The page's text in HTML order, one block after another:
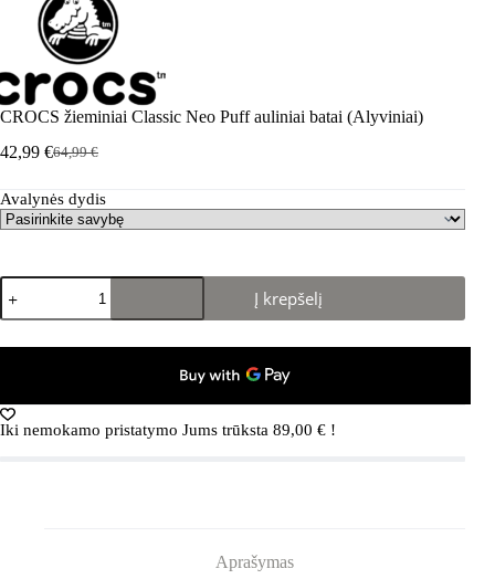
CROCS žieminiai Classic Neo Puff auliniai batai (Alyviniai)
64,99€
Pradinė
buvo:
64,99 €.
42,99 €Dabartinė
yra:
42,99 €.
Avalynės dydis
produkto
kiekis:
CROCS
auliniai
batai
Į krepšelį
Iki nemokamo pristatymo Jums trūksta 89,00 € !
Aprašymas